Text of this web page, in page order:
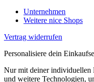
Unternehmen
Weitere nice Shops
Vertrag widerrufen
Personalisiere dein
Nur mit deiner
und weitere Technologien,